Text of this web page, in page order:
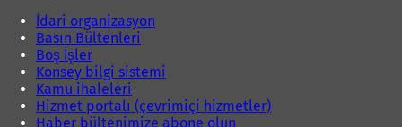
İdari organizasyon
Basın Bültenleri
Boş İşler
Konsey bilgi sistemi
Kamu ihaleleri
Hizmet portalı (çevrimiçi hizmetler)
Haber bültenimize abone olun